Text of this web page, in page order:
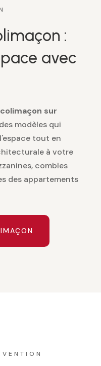
:
avec
sur
modèles qui
tout en
à votre
combles
des appartements